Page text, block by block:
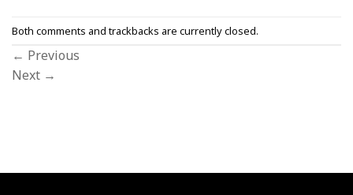
Both comments and trackbacks are currently closed.
← Previous
Next →